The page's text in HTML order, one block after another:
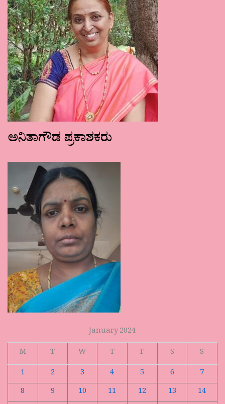
ಅನಿತಾಗೌಡ ಪ್ರಕಾಶಕರು
January 2024
M
T W T F S
S
1
2 3 4 5 6
7
8
9 10 11 12 13
14